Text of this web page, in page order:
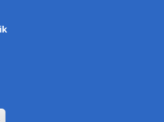
| Kancellária |
Igazgatóság 2019.